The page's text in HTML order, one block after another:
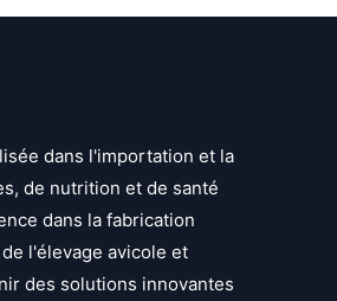
dans l'importation et la
de nutrition et de santé
dans la fabrication
l'élevage avicole et
des solutions innovantes